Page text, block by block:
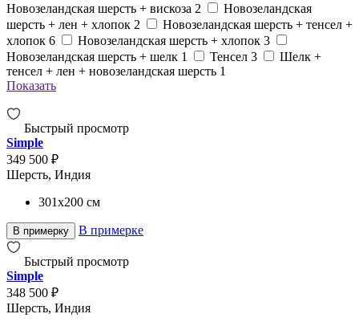
Новозеландская шерсть + вискоза 2
Новозеландская
шерсть + лен + хлопок 2
Новозеландская шерсть + тенсел +
хлопок 6 Новозеландская шерсть + хлопок 3
Новозеландская шерсть + шелк 1 Тенсел 3
Шелк +
тенсел + лен + новозеландская шерсть 1
Показать
Быстрый просмотр
Simple
349 500 ₽
Шерсть, Индия
301x200 см
В примерку В примерке
Быстрый просмотр
Simple
348 500 ₽
Шерсть, Индия